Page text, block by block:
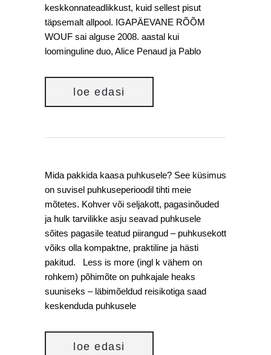
keskkonnateadlikkust, kuid sellest pisut
täpsemalt allpool. IGAPÄEVANE RÕÕM
WOUF sai alguse 2008. aastal kui
loominguline duo, Alice Penaud ja Pablo
loe edasi
Mida pakkida kaasa puhkusele? See küsimus
on suvisel puhkuseperioodil tihti meie
mõtetes. Kohver või seljakott, pagasinõuded
ja hulk tarvilikke asju seavad puhkusele
sõites pagasile teatud piirangud – puhkusekott
võiks olla kompaktne, praktiline ja hästi
pakitud. Less is more (ingl k vähem on
rohkem) põhimõte on puhkajale heaks
suuniseks – läbimõeldud reisikotiga saad
keskenduda puhkusele
loe edasi